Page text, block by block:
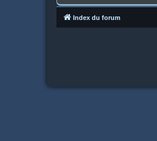
Index du forum